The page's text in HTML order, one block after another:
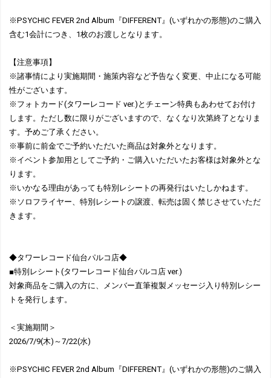
※PSYCHIC FEVER 2nd Album『DIFFERENT』(いずれかの形態)のご購入
含む1会計につき、1枚のお渡しとなります。
【注意事項】
※諸事情により実施期間・施策内容など予告なく変更、中止になる可能
性がございます。
※フォトカード(タワーレコード ver.)とチェーン特典もあわせてお付け
します。ただし数に限りがございますので、なくなり次第終了となりま
す。予めご了承ください。
※事前に前金でご予約いただいた商品は対象外となります。
※イベント参加用としてご予約・ご購入いただいたお客様は対象外とな
ります。
※いかなる理由があっても特別レシートの再発行はいたしかねます。
※ソロフライヤー、特別レシートの譲渡、転売は固く禁じさせていただ
きます。
◆タワーレコード仙台パルコ店◆
■特別レシート(タワーレコード仙台パルコ店 ver.)
対象商品をご購入の方に、メンバー直筆複製メッセージ入り特別レシー
トを発行します。
＜実施期間＞
2026/7/9(木)～7/22(水)
※PSYCHIC FEVER 2nd Album『DIFFERENT』(いずれかの形態)のご購入